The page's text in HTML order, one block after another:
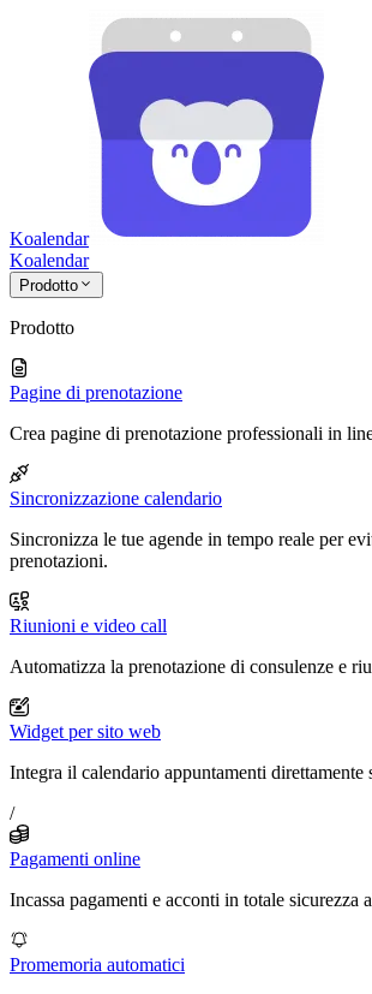
Koalendar
Koalendar
Prodotto
Prodotto
Pagine di prenotazione
Crea pagine di prenotazione professionali in
Sincronizzazione calendario
Sincronizza le tue agende in tempo reale per
prenotazioni.
Riunioni e video call
Automatizza la prenotazione di consulenze e
Widget per sito web
Integra il calendario appuntamenti direttamente
/
Pagamenti online
Incassa pagamenti e acconti in totale sicurezza
Promemoria automatici